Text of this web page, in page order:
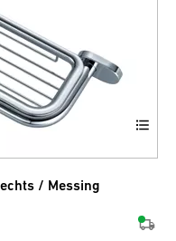
/ Messing